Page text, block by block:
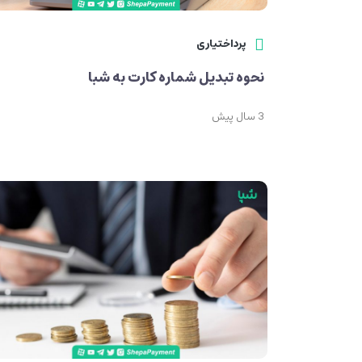
پرداختیاری
نحوه تبدیل شماره کارت به شبا
3 سال پیش